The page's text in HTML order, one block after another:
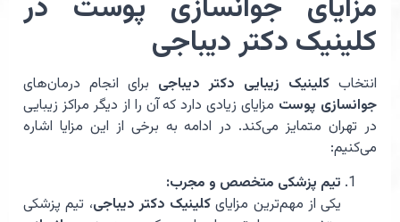
مزایای جوانسازی پوست در
کلینیک دکتر دیباجی
انتخاب کلینیک زیبایی دکتر دیباجی برای انجام درمان‌های
جوانسازی پوست مزایای زیادی دارد که آن را از دیگر مراکز زیبایی
در تهران متمایز می‌کند. در ادامه به برخی از این مزایا اشاره
می‌کنیم:
تیم پزشکی متخصص و مجرب:
یکی از مهم‌ترین مزایای کلینیک دکتر دیباجی، تیم پزشکی